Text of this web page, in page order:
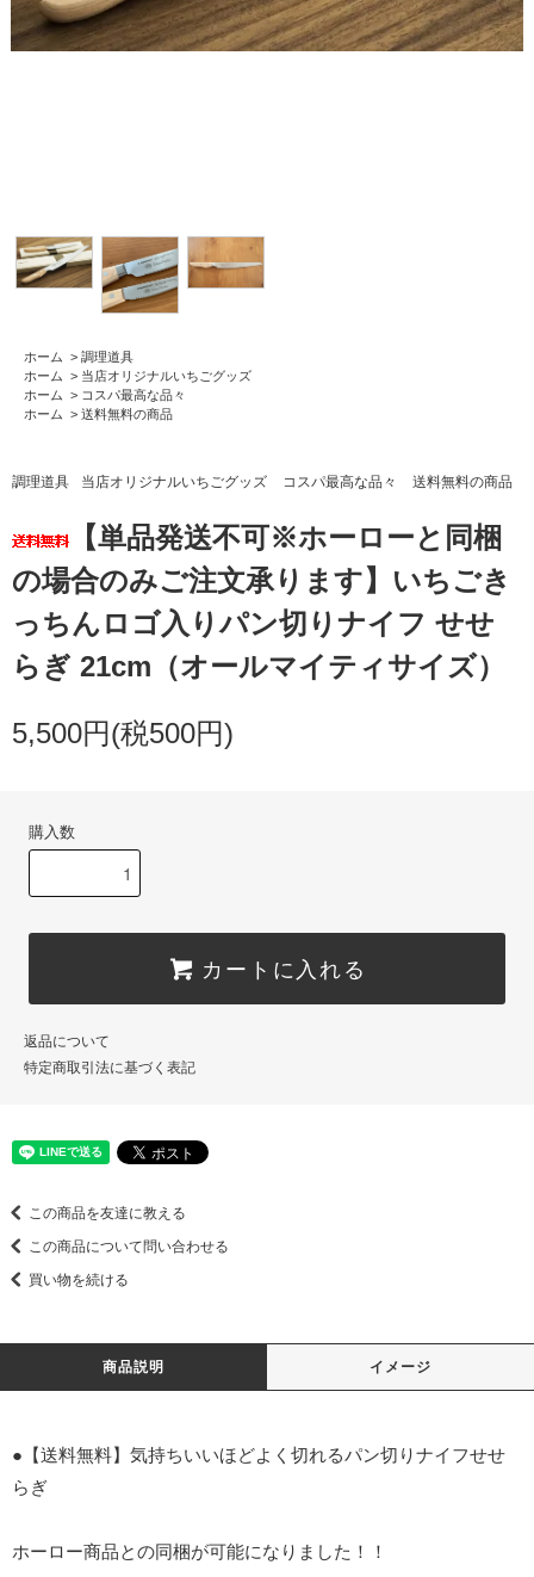
ホーム > 調理道具
ホーム > 当店オリジナルいちごグッズ
ホーム > コスパ最高な品々
ホーム > 送料無料の商品
調理道具 当店オリジナルいちごグッズ コスパ最高な品々 送料無料の商品
【単品発送不可※ホーローと同梱
の場合のみご注文承ります】いちごき
っちんロゴ入りパン切りナイフ せせ
らぎ 21cm（オールマイティサイズ）
5,500円(税500円)
購入数
カートに入れる
返品について
特定商取引法に基づく表記
この商品を友達に教える
この商品について問い合わせる
買い物を続ける
商品説明 イメージ
●【送料無料】気持ちいいほどよく切れるパン切りナイフせせ
らぎ
ホーロー商品との同梱が可能になりました！！